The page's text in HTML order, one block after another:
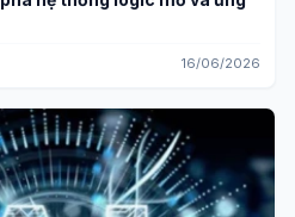
16/06/2026